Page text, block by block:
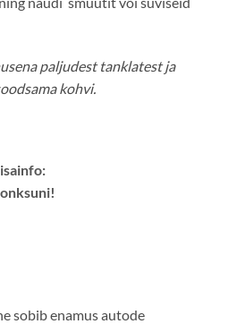
paljudest tanklatest ja
kohvi.
sobib enamus autode